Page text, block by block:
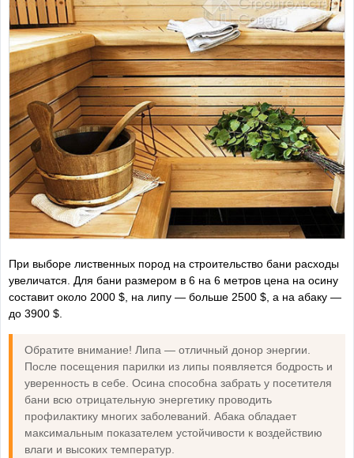
При выборе лиственных пород на строительство бани расходы
увеличатся. Для бани размером в 6 на 6 метров цена на осину
составит около 2000 $, на липу — больше 2500 $, а на абаку —
до 3900 $.
Обратите внимание! Липа — отличный донор энергии.
После посещения парилки из липы появляется бодрость и
уверенность в себе. Осина способна забрать у посетителя
бани всю отрицательную энергетику проводить
профилактику многих заболеваний. Абака обладает
максимальным показателем устойчивости к воздействию
влаги и высоких температур.